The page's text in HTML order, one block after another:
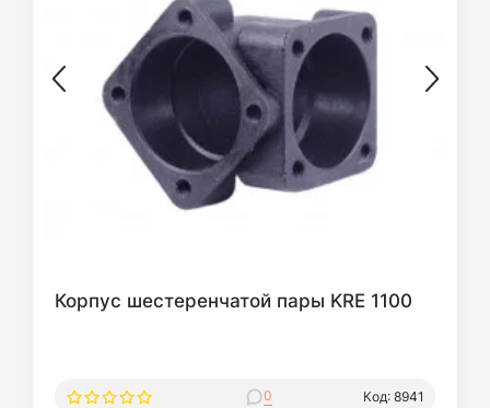
Корпус шестеренчатой пары KRE 1100
0 Код: 8941